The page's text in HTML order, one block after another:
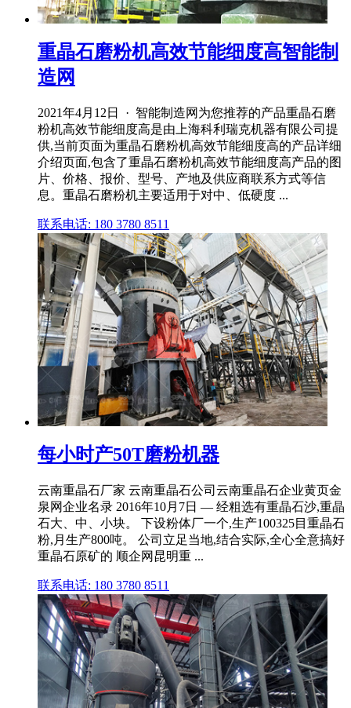
重晶石磨粉机高效节能细度高智能制
造网
2021年4月12日 · 智能制造网为您推荐的产品重晶石磨
粉机高效节能细度高是由上海科利瑞克机器有限公司提
供,当前页面为重晶石磨粉机高效节能细度高的产品详细
介绍页面,包含了重晶石磨粉机高效节能细度高产品的图
片、价格、报价、型号、产地及供应商联系方式等信
息。重晶石磨粉机主要适用于对中、低硬度 ...
联系电话: 180 3780 8511
每小时产50T磨粉机器
云南重晶石厂家 云南重晶石公司云南重晶石企业黄页金
泉网企业名录 2016年10月7日 — 经粗选有重晶石沙,重晶
石大、中、小块。 下设粉体厂一个,生产100325目重晶石
粉,月生产800吨。 公司立足当地,结合实际,全心全意搞好
重晶石原矿的 顺企网昆明重 ...
联系电话: 180 3780 8511